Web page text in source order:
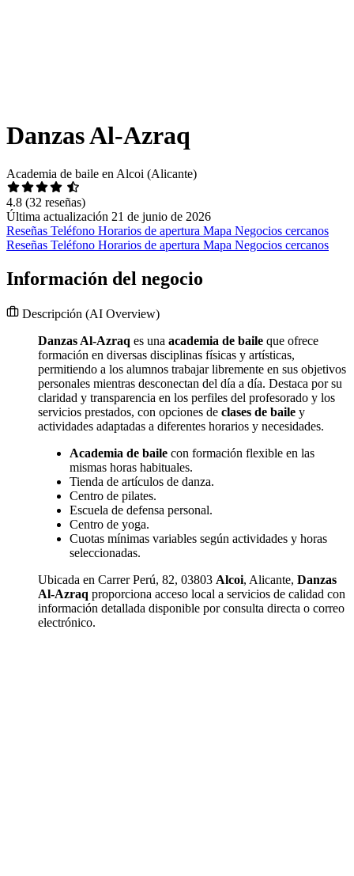
Danzas Al-Azraq
Academia de baile en Alcoi (Alicante)
4.8 (32 reseñas)
Última actualización 21 de junio de 2026
Reseñas Teléfono Horarios de apertura Mapa Negocios cercanos
Reseñas Teléfono Horarios de apertura Mapa Negocios cercanos
Información del negocio
Descripción (AI Overview)
Danzas Al-Azraq es una academia de baile que ofrece
formación en diversas disciplinas físicas y artísticas,
permitiendo a los alumnos trabajar libremente en sus objetivos
personales mientras desconectan del día a día. Destaca por su
claridad y transparencia en los perfiles del profesorado y los
servicios prestados, con opciones de clases de baile y
actividades adaptadas a diferentes horarios y necesidades.
Academia de baile con formación flexible en las
mismas horas habituales.
Tienda de artículos de danza.
Centro de pilates.
Escuela de defensa personal.
Centro de yoga.
Cuotas mínimas variables según actividades y horas
seleccionadas.
Ubicada en Carrer Perú, 82, 03803 Alcoi, Alicante, Danzas
Al-Azraq proporciona acceso local a servicios de calidad con
información detallada disponible por consulta directa o correo
electrónico.